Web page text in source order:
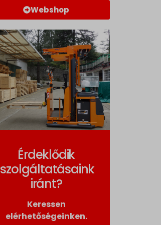
Webshop
Érdeklődik
szolgáltatásaink
iránt?
Keressen
elérhetőségeinken.